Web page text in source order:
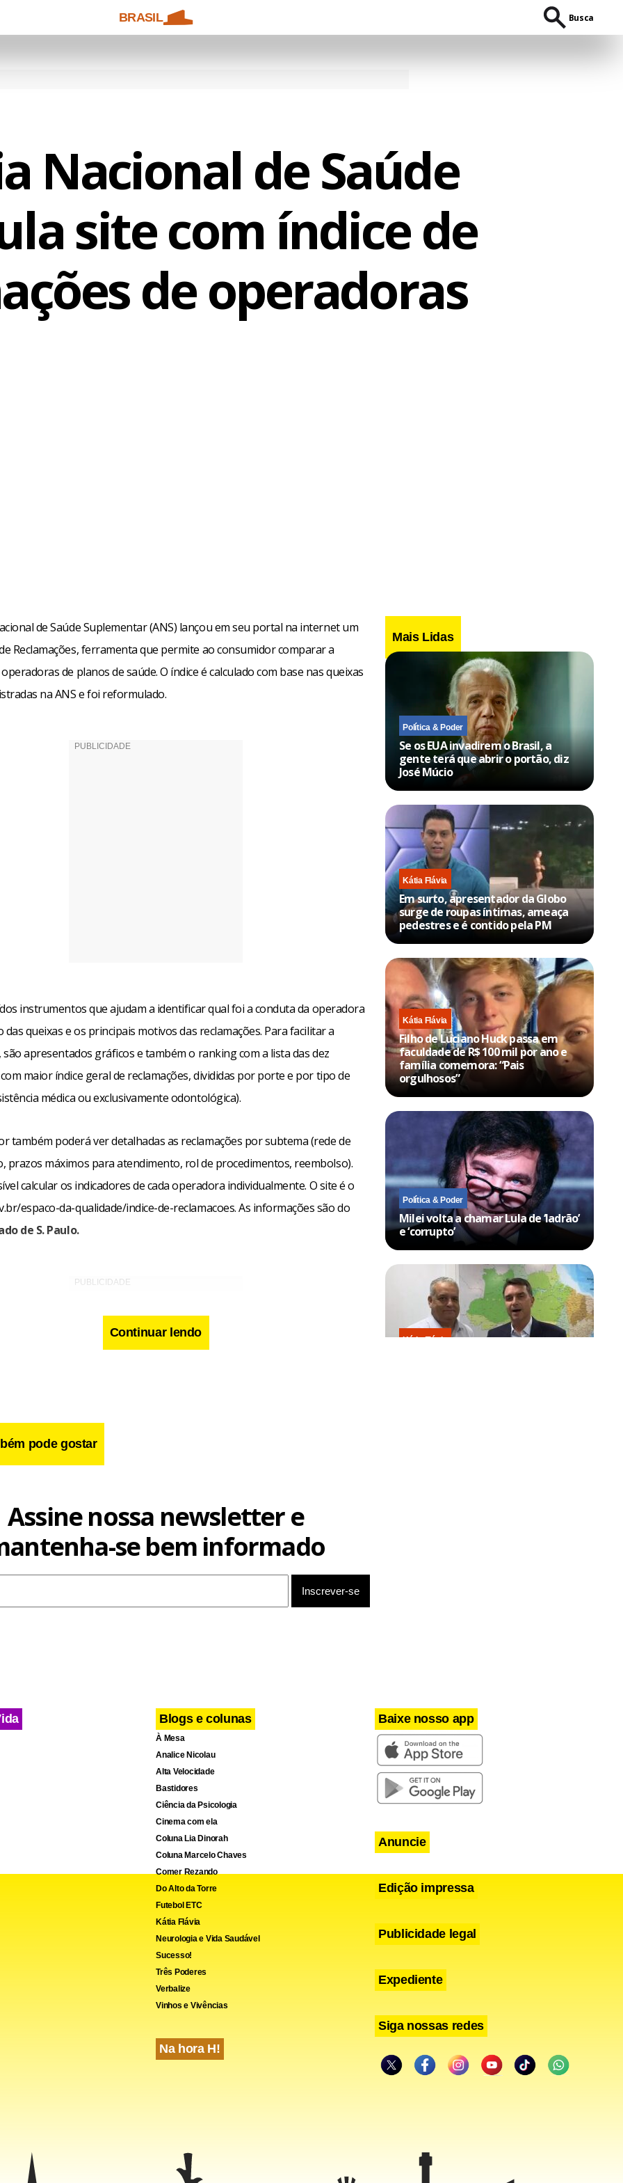
BRASIL Busca
Nacional de Saúde
site com índice de
de operadoras
de Saúde Suplementar (ANS) lançou em seu portal na internet um
Reclamações, ferramenta que permite ao consumidor comparar a
de planos de saúde. O índice é calculado com base nas queixas
na ANS e foi reformulado.
instrumentos que ajudam a identificar qual foi a conduta da operadora
das queixas e os principais motivos das reclamações. Para facilitar a
são apresentados gráficos e também o ranking com a lista das dez
maior índice geral de reclamações, divididas por porte e por tipo de
médica ou exclusivamente odontológica).
também poderá ver detalhadas as reclamações por subtema (rede de
prazos máximos para atendimento, rol de procedimentos, reembolso).
calcular os indicadores de cada operadora individualmente. O site é o
espaco-da-qualidade/indice-de-reclamacoes. As informações são do
de S. Paulo.
LinkedIn
Twitter
X Telegram
Share
Continuar lendo
pode gostar
Mais Lidas
Política & Poder
Se os EUA invadirem o Brasil, a
gente terá que abrir o portão, diz
José Múcio
Kátia Flávia
Em surto, apresentador da Globo
surge de roupas íntimas, ameaça
pedestres e é contido pela PM
Kátia Flávia
Filho de Luciano Huck passa em
faculdade de R$ 100 mil por ano e
família comemora: “Pais
orgulhosos”
Política & Poder
Milei volta a chamar Lula de ‘ladrão’
e ‘corrupto’
Kátia Flávia
Assine nossa newsletter e
se bem informado
Blogs e colunas
À Mesa
Analice Nicolau
Alta Velocidade
Bastidores
Ciência da Psicologia
Cinema com ela
Coluna Lia Dinorah
Coluna Marcelo Chaves
Comer Rezando
Do Alto da Torre
Futebol ETC
Kátia Flávia
Neurologia e Vida Saudável
Sucesso!
Três Poderes
Verbalize
Vinhos e Vivências
Na hora H!
Baixe nosso app
Anuncie
Edição impressa
Publicidade legal
Expediente
Siga nossas redes